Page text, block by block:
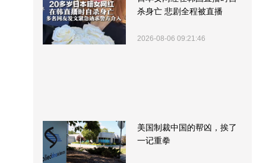
杀身亡 悲剧全程被直播
2026-08-06 09:21:46
美国制裁中国的帮凶，挨了
一记重拳